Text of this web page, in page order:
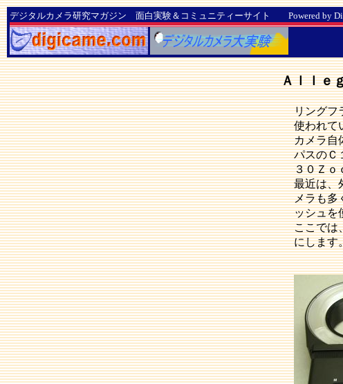
デジタルカメラ研究マガジン 面白実験＆コミュニティーサイト Powered by
Ａｌｌｅ
リングフ
使われて
カメラ自
パスのＣ
３０Ｚｏ
最近は、
メラも多
ッシュを
ここでは
にします